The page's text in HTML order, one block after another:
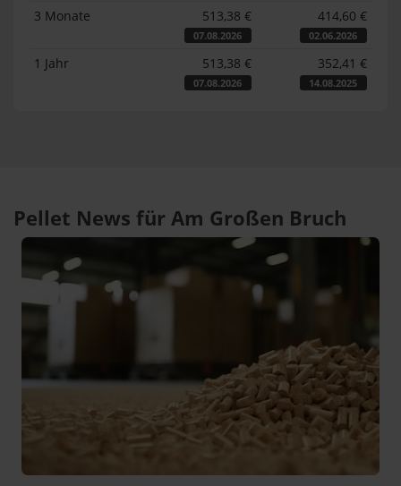
3 Monate 513,38 €
07.08.2026
414,60 €
02.06.2026
1 Jahr 513,38 €
07.08.2026
352,41 €
14.08.2025
Pellet News für Am Großen Bruch